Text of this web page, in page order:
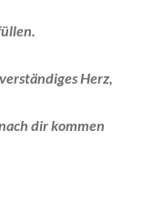
Herz,
dir kommen